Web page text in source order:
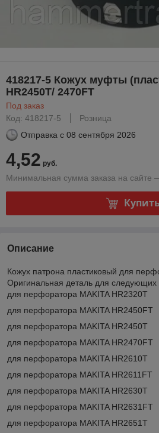
418217-5 Кожух муфты
HR2450T/ 2470FT
Под заказ
Код: 418217-5
Розница
Отправка с 08 сентября 2026
4,52 руб.
Минимальная сумма заказа на сайте
Купить
Описание
Кожух патрона пластиковый для
Оригинальная деталь для
для перфоратора MAKITA HR2320T
для перфоратора MAKITA HR2450FT
для перфоратора MAKITA HR2450T
для перфоратора MAKITA HR2470FT
для перфоратора MAKITA HR2610T
для перфоратора MAKITA HR2611FT
для перфоратора MAKITA HR2630T
для перфоратора MAKITA HR2631FT
для перфоратора MAKITA HR2651T